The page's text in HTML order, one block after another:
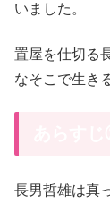
いました。
置屋を仕切る
なそこで生き
長男哲雄は真